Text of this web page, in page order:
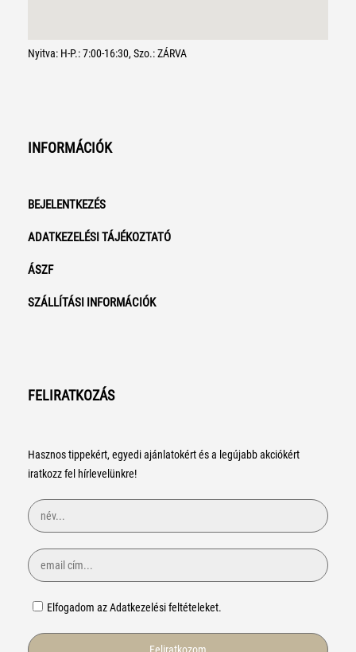
Nyitva: H-P.: 7:00-16:30, Szo.: ZÁRVA
INFORMÁCIÓK
BEJELENTKEZÉS
ADATKEZELÉSI TÁJÉKOZTATÓ
ÁSZF
SZÁLLÍTÁSI INFORMÁCIÓK
FELIRATKOZÁS
Hasznos tippekért, egyedi ajánlatokért és a legújabb akciókért
iratkozz fel hírlevelünkre!
Elfogadom az Adatkezelési feltételeket.